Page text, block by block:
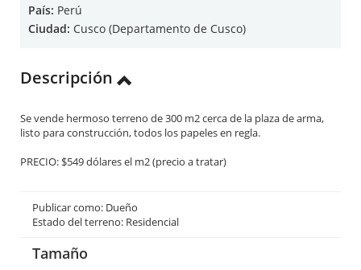
País: Perú
Ciudad: Cusco (Departamento de Cusco)
Descripción
Se vende hermoso terreno de 300 m2 cerca de la plaza de arma,
listo para construcción, todos los papeles en regla.
PRECIO: $549 dólares el m2 (precio a tratar)
Publicar como: Dueño
Estado del terreno: Residencial
Tamaño